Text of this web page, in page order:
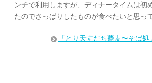
ンチで利用しますが、ディナータイムは
たのでさっぱりしたものが食べたいと思っ
「とり天すだち蕎麦〜そば